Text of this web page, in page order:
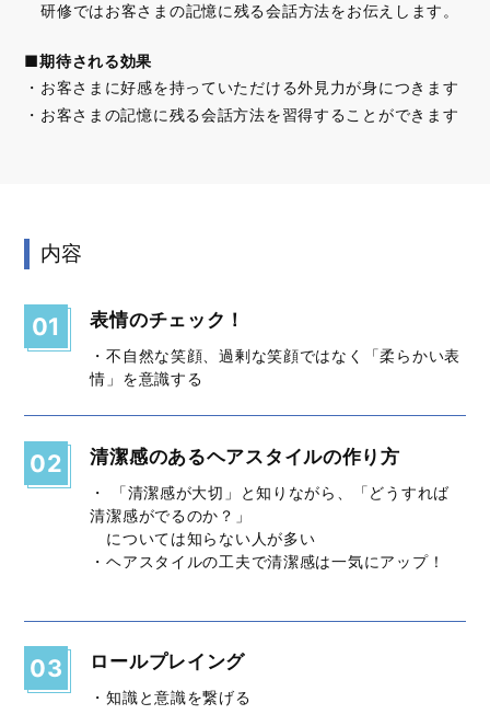
研修ではお客さまの記憶に残る会話方法をお伝えします。
■期待される効果
お客さまに好感を持っていただける外見力が身につきます
お客さまの記憶に残る会話方法を習得することができます
内容
01 表情のチェック！
・不自然な笑顔、過剰な笑顔ではなく「柔らかい表
情」を意識する
02 清潔感のあるヘアスタイルの作り方
・ 「清潔感が大切」と知りながら、「どうすれば
清潔感がでるのか？」
については知らない人が多い
・ヘアスタイルの工夫で清潔感は一気にアップ！
03 ロールプレイング
・知識と意識を繋げる